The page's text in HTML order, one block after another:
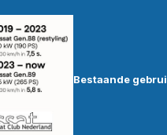
Bestaande